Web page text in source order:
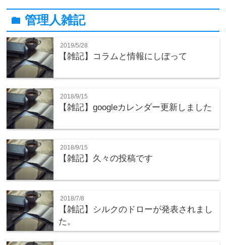
folder管理人雑記
2019/5/28
【雑記】コラムと情報にしぼって
2018/9/15
【雑記】googleカレンダー更新しました
2018/9/15
【雑記】久々の投稿です
2018/7/8
【雑記】シルクのドローが発表されまし
た。